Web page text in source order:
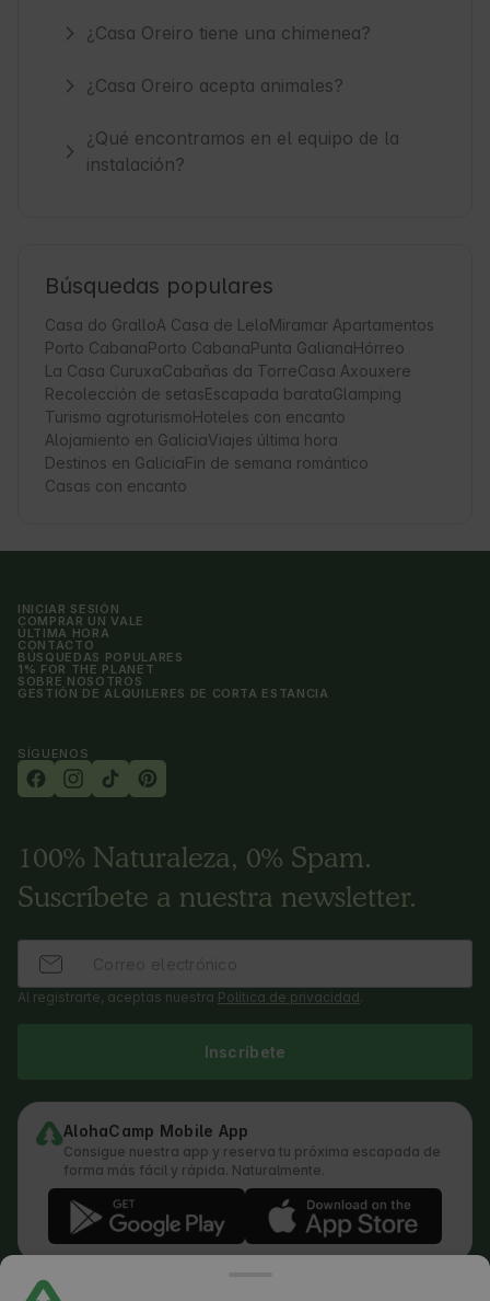
¿Casa Oreiro tiene una chimenea?
¿Casa Oreiro acepta animales?
¿Qué encontramos en el equipo de la
instalación?
Búsquedas populares
Casa do GralloA Casa de LeloMiramar Apartamentos
Porto CabanaPorto CabanaPunta GalianaHórreo
La Casa CuruxaCabañas da TorreCasa Axouxere
Recolección de setasEscapada barataGlamping
Turismo agroturismoHoteles con encanto
Alojamiento en GaliciaViajes última hora
Destinos en GaliciaFin de semana romántico
Casas con encanto
INICIAR SESIÓN
COMPRAR UN VALE
ÚLTIMA HORA
CONTACTO
BÚSQUEDAS POPULARES
1% FOR THE PLANET
SOBRE NOSOTROS
GESTIÓN DE ALQUILERES DE CORTA ESTANCIA
SÍGUENOS
100% Naturaleza, 0% Spam.
Suscríbete a nuestra newsletter.
Al registrarte, aceptas nuestra Política de privacidad.
Inscríbete
AlohaCamp Mobile App
Consigue nuestra app y reserva tu próxima escapada de
forma más fácil y rápida. Naturalmente.